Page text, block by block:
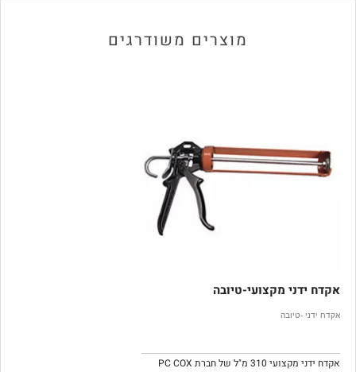
מוצרים משודרגים
אקדח ידני מקצועי-טיובה
אקדח ידני -טיובה
אקדח ידני מקצועי 310 מ"ל של חברת PC COX